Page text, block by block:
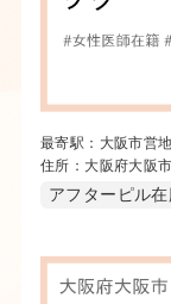
最寄駅：大阪市営
住所：大阪府大阪
アフターピル